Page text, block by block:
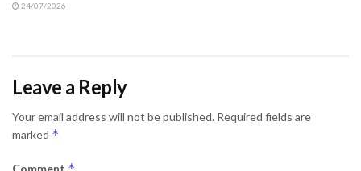
24/07/2026
Leave a Reply
Your email address will not be published. Required fields are
marked *